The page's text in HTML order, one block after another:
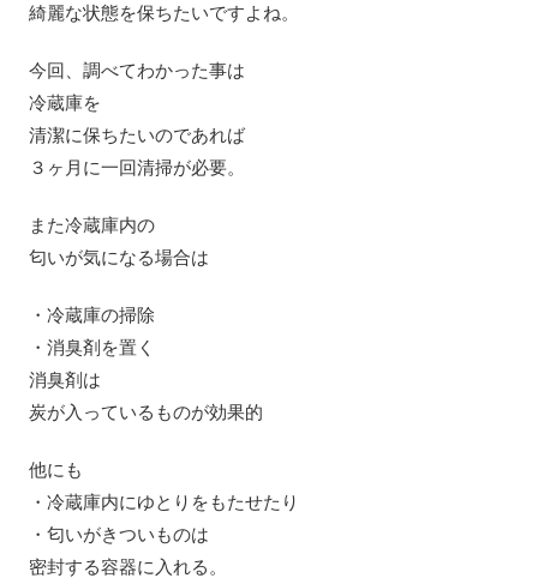
綺麗な状態を保ちたいですよね。
今回、調べてわかった事は
冷蔵庫を
清潔に保ちたいのであれば
３ヶ月に一回清掃が必要。
また冷蔵庫内の
匂いが気になる場合は
・冷蔵庫の掃除
・消臭剤を置く
消臭剤は
炭が入っているものが効果的
他にも
・冷蔵庫内にゆとりをもたせたり
・匂いがきついものは
密封する容器に入れる。